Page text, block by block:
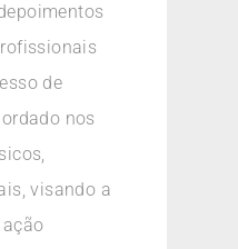
de
nos
visando a